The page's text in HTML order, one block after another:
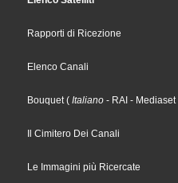
Rapporti di Ricezione
Elenco Canali
Bouquet ( Italiano - RAI - Mediaset
Il Cimitero Dei Canali
Le Immagini più Ricercate